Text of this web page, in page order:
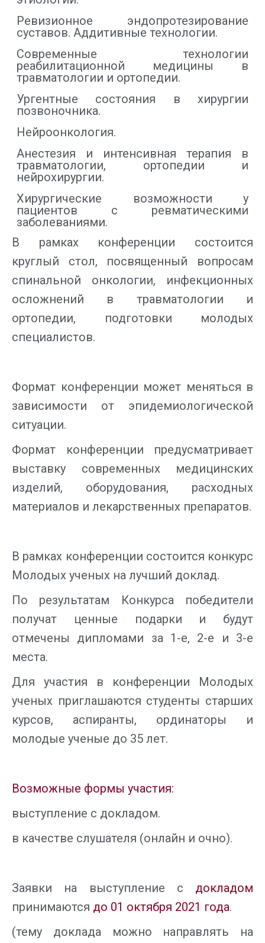
Ревизионное эндопротезирование
суставов. Аддитивные технологии.
Современные технологии
реабилитационной медицины в
травматологии и ортопедии.
Ургентные состояния в хирургии
позвоночника.
Нейроонкология.
Анестезия и интенсивная терапия в
травматологии, ортопедии и
нейрохирургии.
Хирургические возможности у
пациентов с ревматическими
заболеваниями.
В рамках конференции состоится
круглый стол, посвященный вопросам
спинальной онкологии, инфекционных
осложнений в травматологии и
ортопедии, подготовки молодых
специалистов.
Формат конференции может меняться в
зависимости от эпидемиологической
ситуации.
Формат конференции предусматривает
выставку современных медицинских
изделий, оборудования, расходных
материалов и лекарственных препаратов.
В рамках конференции состоится конкурс
Молодых ученых на лучший доклад.
По результатам Конкурса победители
получат ценные подарки и будут
отмечены дипломами за 1-е, 2-е и 3-е
места.
Для участия в конференции Молодых
ученых приглашаются студенты старших
курсов, аспиранты, ординаторы и
молодые ученые до 35 лет.
Возможные формы участия:
выступление с докладом.
в качестве слушателя (онлайн и очно).
Заявки на выступление с докладом
принимаются до 01 октября 2021 года.
(тему доклада можно направлять на